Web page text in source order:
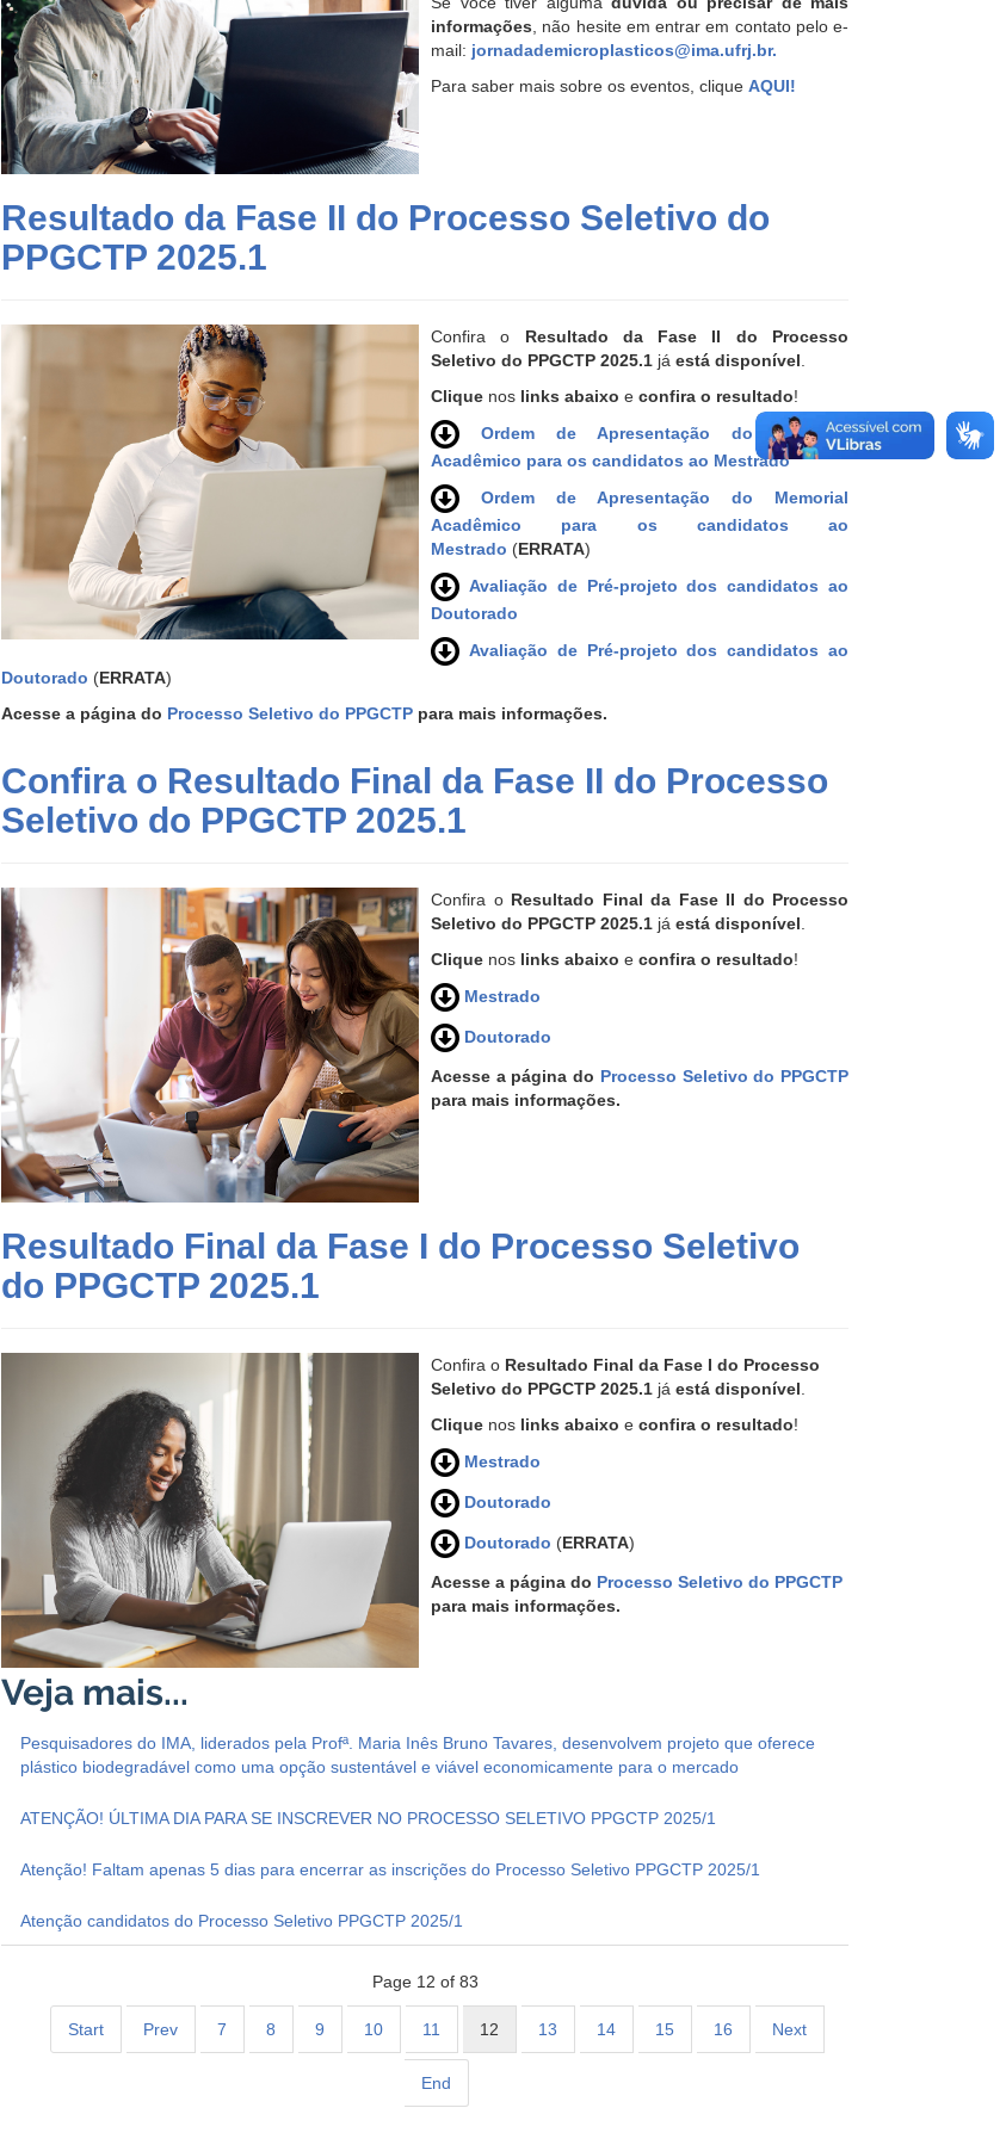
informações, não hesite em entrar em contato pelo e-
mail: jornadademicroplasticos@ima.ufrj.br.
Para saber mais sobre os eventos, clique AQUI!
Resultado da Fase II do Processo Seletivo do
PPGCTP 2025.1
Confira o Resultado da Fase II do Processo
Seletivo do PPGCTP 2025.1 já está disponível.
Clique nos links abaixo e confira o resultado!
Ordem de Apresentação do Memorial
Acadêmico para os candidatos ao Mestrado
Ordem de Apresentação do Memorial
Acadêmico para os candidatos ao
Mestrado (ERRATA)
Avaliação de Pré-projeto dos candidatos ao
Doutorado
Avaliação de Pré-projeto dos candidatos ao
Doutorado (ERRATA)
Acesse a página do Processo Seletivo do PPGCTP para mais informações.
Confira o Resultado Final da Fase II do Processo
Seletivo do PPGCTP 2025.1
Confira o Resultado Final da Fase II do Processo
Seletivo do PPGCTP 2025.1 já está disponível.
Clique nos links abaixo e confira o resultado!
Mestrado
Doutorado
Acesse a página do Processo Seletivo do PPGCTP
para mais informações.
Resultado Final da Fase I do Processo Seletivo
do PPGCTP 2025.1
Confira o Resultado Final da Fase I do Processo
Seletivo do PPGCTP 2025.1 já está disponível.
Clique nos links abaixo e confira o resultado!
Mestrado
Doutorado
Doutorado (ERRATA)
Acesse a página do Processo Seletivo do PPGCTP
para mais informações.
Pesquisadores do IMA, liderados pela Profª. Maria Inês Bruno Tavares, desenvolvem projeto que oferece
plástico biodegradável como uma opção sustentável e viável economicamente para o mercado
ATENÇÃO! ÚLTIMA DIA PARA SE INSCREVER NO PROCESSO SELETIVO PPGCTP 2025/1
Atenção! Faltam apenas 5 dias para encerrar as inscrições do Processo Seletivo PPGCTP 2025/1
Atenção candidatos do Processo Seletivo PPGCTP 2025/1
Page 12 of 83
Start Prev 7 8 9 10 11 12 13 14 15 16 Next
End